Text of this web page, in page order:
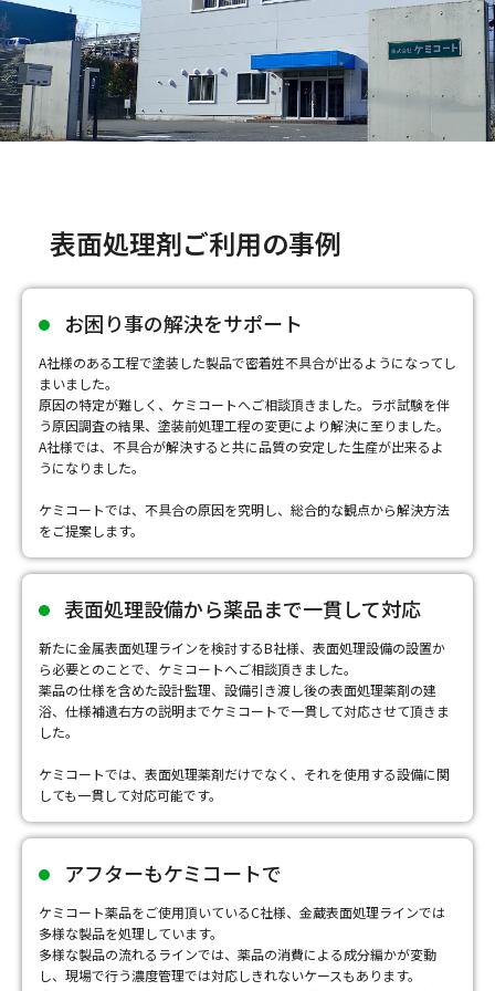
表面処理剤ご利用の事例
お困り事の解決をサポート
A社様のある工程で塗装した製品で密着姓不具合が出るようになってし
まいました。
原因の特定が難しく、ケミコートへご相談頂きました。ラボ試験を伴
う原因調査の結果、塗装前処理工程の変更により解決に至りました。
A社様では、不具合が解決すると共に品質の安定した生産が出来るよ
うになりました。
ケミコートでは、不具合の原因を究明し、総合的な観点から解決方法
をご提案します。
表面処理設備から薬品まで一貫して対応
新たに金属表面処理ラインを検討するB社様、表面処理設備の設置か
ら必要とのことで、ケミコートへご相談頂きました。
薬品の仕様を含めた設計監理、設備引き渡し後の表面処理薬剤の建
浴、仕様補遺右方の説明までケミコートで一貫して対応させて頂きま
した。
ケミコートでは、表面処理薬剤だけでなく、それを使用する設備に関
しても一貫して対応可能です。
アフターもケミコートで
ケミコート薬品をご使用頂いているC社様、金蔵表面処理ラインでは
多様な製品を処理しています。
多様な製品の流れるラインでは、薬品の消費による成分編かが変動
し、現場で行う濃度管理では対応しきれないケースもあります。